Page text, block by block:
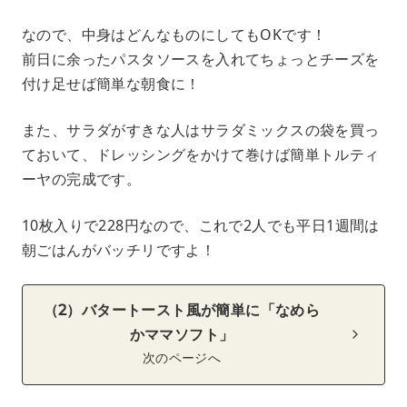
なので、中身はどんなものにしてもOKです！
前日に余ったパスタソースを入れてちょっとチーズを
付け足せば簡単な朝食に！
また、サラダがすきな人はサラダミックスの袋を買っ
ておいて、ドレッシングをかけて巻けば簡単トルティ
ーヤの完成です。
10枚入りで228円なので、これで2人でも平日1週間は
朝ごはんがバッチリですよ！
（2）バタートースト風が簡単に「なめら
かママソフト」
次のページへ